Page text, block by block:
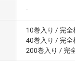
-
10巻入り / 完全
40巻入り / 完全
200巻入り / 完